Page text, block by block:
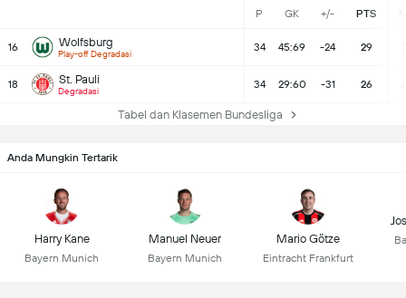
P GK +/- PTS
16 Wolfsburg
Play-off Degradasi
34 45:69 -24 29
18 St. Pauli
Degradasi
34 29:60 -31 26
Tabel dan Klasemen Bundesliga
Anda Mungkin Tertarik
Harry Kane
Bayern Munich
Manuel Neuer
Bayern Munich
Mario Götze
Eintracht Frankfurt